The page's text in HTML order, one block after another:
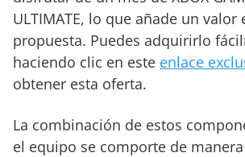
ULTIMATE, lo que añade un valor
propuesta. Puedes adquirirlo
haciendo clic en este enlace
obtener esta oferta.
La combinación de estos
el equipo se comporte de